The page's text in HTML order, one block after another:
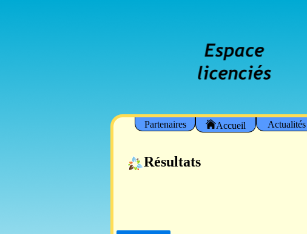
Partenaires Accueil Actualités
Résultats